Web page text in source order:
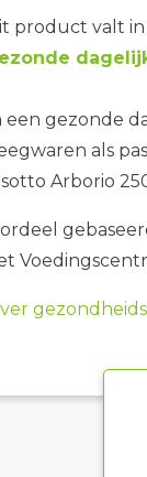
product valt in
een gezonde
als
Arborio